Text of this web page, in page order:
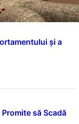
și a
să Scadă